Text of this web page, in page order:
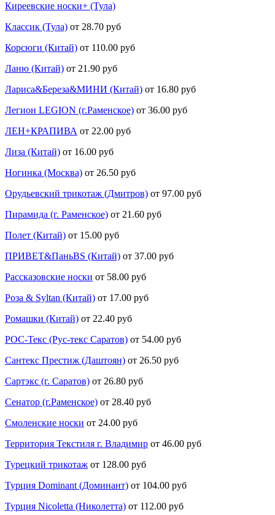
Киреевские носки+ (Тула)
Классик (Тула) от 28.70 руб
Корсюги (Китай) от 110.00 руб
Ланю (Китай) от 21.90 руб
Лариса&Береза&МИНИ (Китай) от 16.80 руб
Легион LEGION (г.Раменское) от 36.00 руб
ЛЕН+КРАПИВА от 22.00 руб
Лиза (Китай) от 16.00 руб
Ногинка (Москва) от 26.50 руб
Орудьевский трикотаж (Дмитров) от 97.00 руб
Пирамида (г. Раменское) от 21.60 руб
Полет (Китай) от 15.00 руб
ПРИВЕТ&ПаньBS (Китай) от 37.00 руб
Рассказовские носки от 58.00 руб
Роза & Syltan (Китай) от 17.00 руб
Ромашки (Китай) от 22.40 руб
РОС-Текс (Рус-текс Саратов) от 54.00 руб
Сантекс Престиж (Даштоян) от 26.50 руб
Сартэкс (г. Саратов) от 26.80 руб
Сенатор (г.Раменское) от 28.40 руб
Смоленские носки от 24.00 руб
Территория Текстиля г. Владимир от 46.00 руб
Турецкий трикотаж от 128.00 руб
Турция Dominant (Доминант) от 104.00 руб
Турция Nicoletta (Николетта) от 112.00 руб